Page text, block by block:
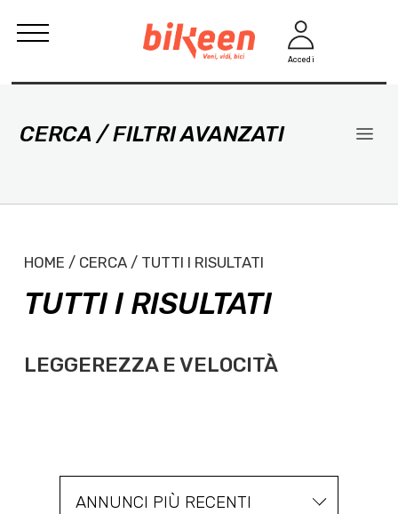
Accedi
CERCA / FILTRI AVANZATI
HOME / CERCA / TUTTI I RISULTATI
TUTTI I RISULTATI
LEGGEREZZA E VELOCITÀ
ANNUNCI PIÙ RECENTI